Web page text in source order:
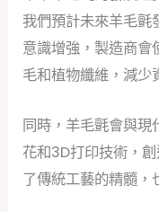
我們預計未來羊毛氈
意識增強，製造商會
毛和植物纖維，減少
同時，羊毛氈會與現
花和3D打印技術，
了傳統工藝的精髓，